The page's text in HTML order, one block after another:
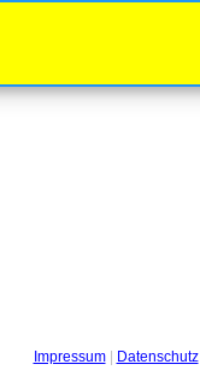
Impressum| Datenschutz